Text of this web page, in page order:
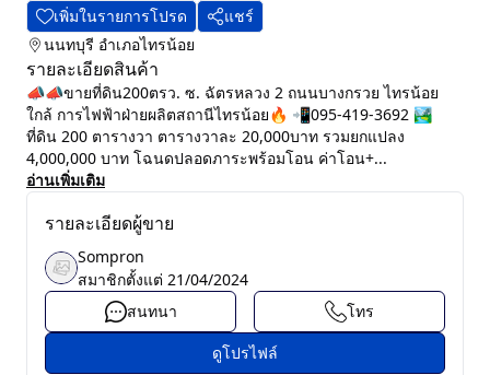
เพิ่มในรายการโปรด
แชร์
นนทบุรี อำเภอไทรน้อย
รายละเอียดสินค้า
📣📣ขายที่ดิน200ตรว. ซ. ฉัตรหลวง 2 ถนนบางกรวย ไทรน้อย
ใกล้ การไฟฟ้าฝ่ายผลิตสถานีไทรน้อย🔥 📲095-419-3692 🏞
ที่ดิน 200 ตารางวา ตารางวาละ 20,000บาท รวมยกแปลง
4,000,000 บาท โฉนดปลอดภาระพร้อมโอน ค่าโอน+...
อ่านเพิ่มเติม
รายละเอียดผู้ขาย
Sompron
สมาชิกตั้งแต่ 21/04/2024
สนทนา
โทร
ดูโปรไฟล์